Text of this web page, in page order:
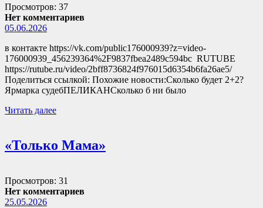
Просмотров: 37
Нет комментариев
05.06.2026
в контакте https://vk.com/public176000939?z=video-
176000939_456239364%2F9837fbea2489c594bc RUTUBE
https://rutube.ru/video/2bff8736824f976015d6354b6fa26ae5/
Поделиться ссылкой: Похожие новости:Сколько будет 2+2?
Ярмарка судебПЕЛИКАНСколько б ни было
Читать далее
«Только Мама»
Просмотров: 31
Нет комментариев
25.05.2026